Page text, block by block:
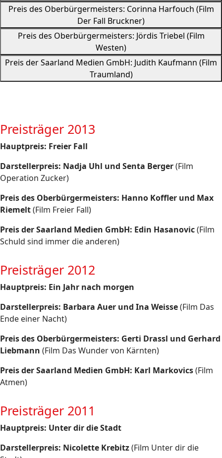
Preis des Oberbürgermeisters: Corinna Harfouch (Film
Der Fall Bruckner)
Preis des Oberbürgermeisters: Jördis Triebel (Film
Westen)
Preis der Saarland Medien GmbH: Judith Kaufmann (Film
Traumland)
Preisträger 2013
Hauptpreis: Freier Fall
Darstellerpreis: Nadja Uhl und Senta Berger(Film
Operation Zucker)
Preis des Oberbürgermeisters: Hanno Koffler und Max
Riemelt(Film Freier Fall)
Preis der Saarland Medien GmbH: Edin Hasanovic(Film
Schuld sind immer die anderen)
Preisträger 2012
Hauptpreis: Ein Jahr nach morgen
Darstellerpreis: Barbara Auer und Ina Weisse(Film Das
Ende einer Nacht)
Preis des Oberbürgermeisters: Gerti Drassl und Gerhard
Liebmann (Film Das Wunder von Kärnten)
Preis der Saarland Medien GmbH: Karl Markovics(Film
Atmen)
Preisträger 2011
Hauptpreis: Unter dir die Stadt
Darstellerpreis: Nicolette Krebitz(Film Unter dir die